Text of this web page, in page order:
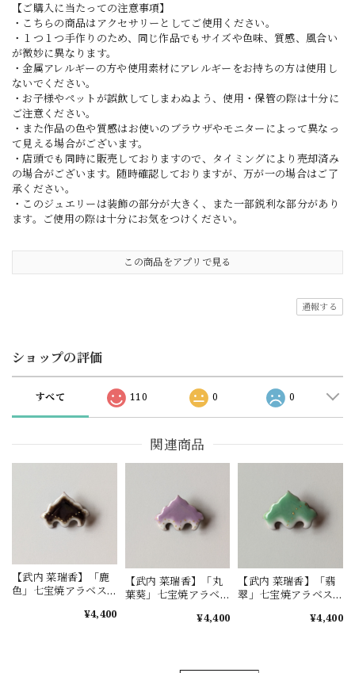
【ご購入に当たっての注意事項】
・こちらの商品はアクセサリーとしてご使用ください。
・１つ１つ手作りのため、同じ作品でもサイズや色味、質感、風合い
が微妙に異なります。
・金属アレルギーの方や使用素材にアレルギーをお持ちの方は使用し
ないでください。
・お子様やペットが誤飲してしまわぬよう、使用・保管の際は十分に
ご注意ください。
・また作品の色や質感はお使いのブラウザやモニターによって異なっ
て見える場合がございます。
・店頭でも同時に販売しておりますので、タイミングにより売却済み
の場合がございます。随時確認しておりますが、万が一の場合はご了
承ください。
・このジュエリーは装飾の部分が大きく、また一部鋭利な部分があり
ます。ご使用の際は十分にお気をつけください。
この商品をアプリで見る
通報する
ショップの評価
すべて 110 0 0
関連商品
【武内 菜瑞香】「鹿
色」七宝焼アラベス
¥4,400
【武内 菜瑞香】「丸
葉葵」七宝焼アラベ
¥4,400
【武内 菜瑞香】「翡
翠」七宝焼アラベス
¥4,400